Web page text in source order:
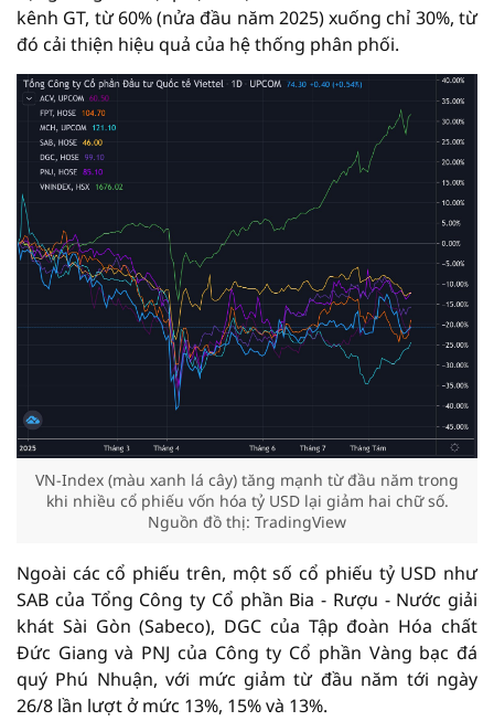
kênh GT, từ 60% (nửa đầu năm 2025) xuống chỉ 30%, từ
đó cải thiện hiệu quả của hệ thống phân phối.
VN-Index (màu xanh lá cây) tăng mạnh từ đầu năm trong
khi nhiều cổ phiếu vốn hóa tỷ USD lại giảm hai chữ số.
Nguồn đồ thị: TradingView
Ngoài các cổ phiếu trên, một số cổ phiếu tỷ USD như
SAB của Tổng Công ty Cổ phần Bia - Rượu - Nước giải
khát Sài Gòn (Sabeco), DGC của Tập đoàn Hóa chất
Đức Giang và PNJ của Công ty Cổ phần Vàng bạc đá
quý Phú Nhuận, với mức giảm từ đầu năm tới ngày
26/8 lần lượt ở mức 13%, 15% và 13%.